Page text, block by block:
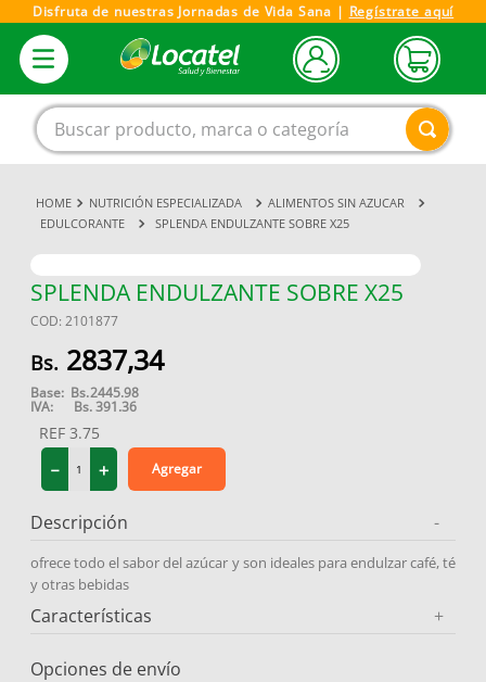
Disfruta de nuestras Jornadas de Vida Sana | Regístrate aquí
Buscar producto, marca o categoría
NUTRICIÓN ESPECIALIZADA
ALIMENTOS SIN AZUCAR
EDULCORANTE
SPLENDA ENDULZANTE SOBRE X25
SPLENDA ENDULZANTE SOBRE X25
COD: 2101877
2837,34
Base: Bs.2445.98
IVA: Bs.391.36
REF 3.75
＋
－ Agregar
Descripción -
ofrece todo el sabor del azúcar y son ideales para endulzar café, té
y otras bebidas
Características +
Opciones de envío
1.
magnesio
3.
tensiometro
4.
vitamina c
5.
vitamina
6.
linezolid
.
champu
miovit
9.
medias compresión